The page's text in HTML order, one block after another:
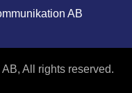
AB
All rights reserved.